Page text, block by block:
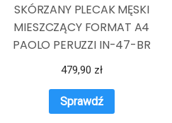
SKÓRZANY PLECAK MĘSKI
MIESZCZĄCY FORMAT A4
PAOLO PERUZZI IN-47-BR
479,90 zł
Sprawdź